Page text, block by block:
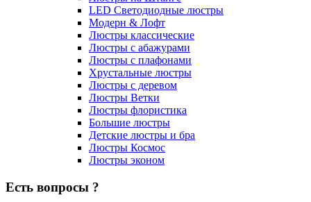
LED Светодиодные люстры
Модерн & Лофт
Люстры классические
Люстры с абажурами
Люстры с плафонами
Хрустальные люстры
Люстры с деревом
Люстры Ветки
Люстры флористика
Большие люстры
Детские люстры и бра
Люстры Космос
Люстры эконом
Есть вопросы ?